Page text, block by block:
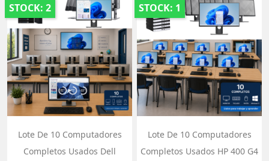
STOCK: 2
Lote De 10 Computadores
Completos Usados Dell
STOCK: 1
Lote De 10 Computadores
Completos Usados HP 400 G4